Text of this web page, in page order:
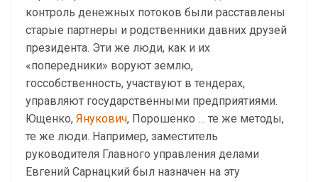
контроль денежных потоков были расставлены
старые партнеры и родственники давних друзей
президента. Эти же люди, как и их
«попередники» воруют землю,
госсобственность, участвуют в тендерах,
управляют государственными предприятиями.
Ющенко, Янукович, Порошенко … те же методы,
те же люди. Например, заместитель
руководителя Главного управления делами
Евгений Сарнацкий был назначен на эту